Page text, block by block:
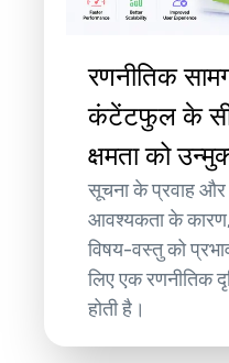
रणनीतिक
कंटेंटफुल के
क्षमता को
सूचना के प्रवाह और
आवश्यकता के कारण,
विषय-वस्तु को
लिए एक रणनीतिक
होती है।